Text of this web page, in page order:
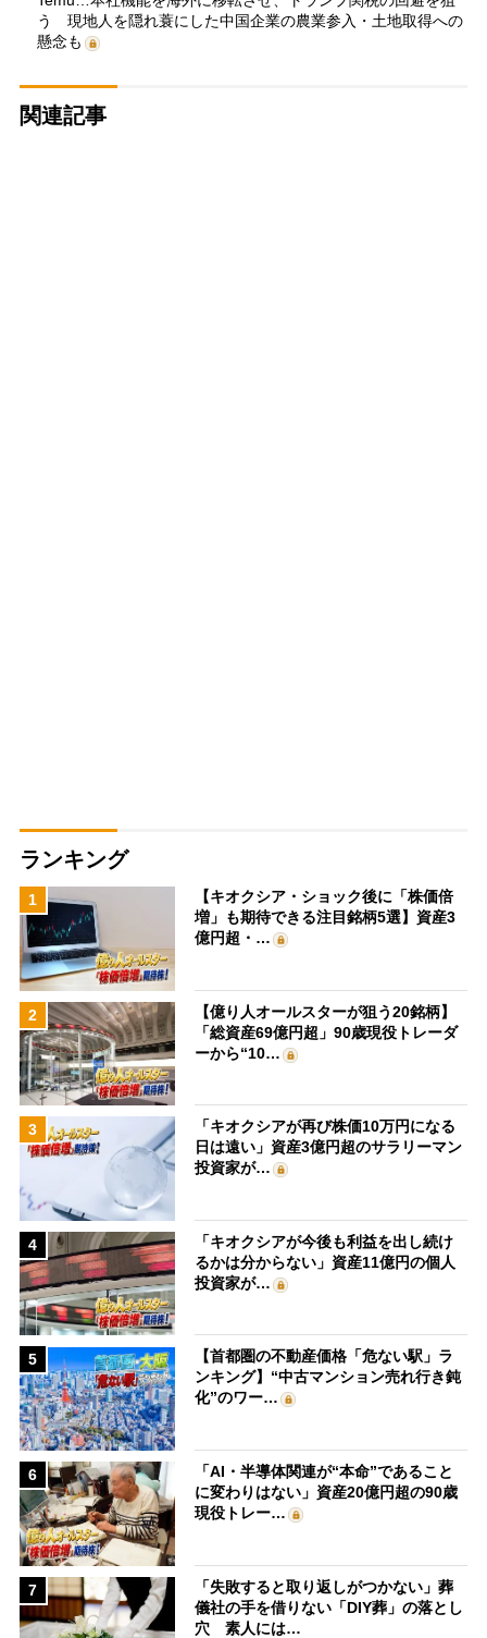
う 現地人を隠れ蓑にした中国企業の農業参入・土地取得への
懸念も
関連記事
ランキング
1
【キオクシア・ショック後に「株価倍
増」も期待できる注目銘柄5選】資産3
億円超・…
2
【億り人オールスターが狙う20銘柄】
「総資産69億円超」90歳現役トレーダ
ーから“10…
3
「キオクシアが再び株価10万円になる
日は遠い」資産3億円超のサラリーマン
投資家が…
4
「キオクシアが今後も利益を出し続け
るかは分からない」資産11億円の個人
投資家が…
5
【首都圏の不動産価格「危ない駅」ラ
ンキング】“中古マンション売れ行き鈍
化”のワー…
6
「AI・半導体関連が“本命”であること
に変わりはない」資産20億円超の90歳
現役トレー…
7
「失敗すると取り返しがつかない」葬
儀社の手を借りない「DIY葬」の落とし
穴 素人には…